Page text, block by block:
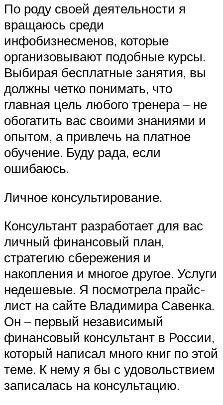
По роду своей деятельности я
вращаюсь среди
инфобизнесменов, которые
организовывают подобные курсы.
Выбирая бесплатные занятия, вы
должны четко понимать, что
главная цель любого тренера – не
обогатить вас своими знаниями и
опытом, а привлечь на платное
обучение. Буду рада, если
ошибаюсь.
Личное консультирование.
Консультант разработает для вас
личный финансовый план,
стратегию сбережения и
накопления и многое другое. Услуги
недешевые. Я посмотрела прайс-
лист на сайте Владимира Савенка.
Он – первый независимый
финансовый консультант в России,
который написал много книг по этой
теме. К нему я бы с удовольствием
записалась на консультацию.